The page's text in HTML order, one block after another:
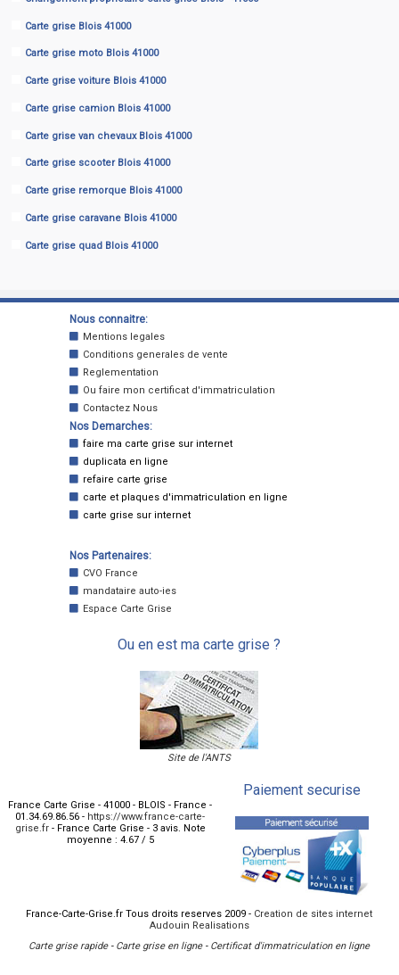
Carte grise Blois 41000
Carte grise moto Blois 41000
Carte grise voiture Blois 41000
Carte grise camion Blois 41000
Carte grise van chevaux Blois 41000
Carte grise scooter Blois 41000
Carte grise remorque Blois 41000
Carte grise caravane Blois 41000
Carte grise quad Blois 41000
Nous connaitre:
Mentions legales
Conditions generales de vente
Reglementation
Ou faire mon certificat d'immatriculation
Contactez Nous
Nos Demarches:
faire ma carte grise sur internet
duplicata en ligne
refaire carte grise
carte et plaques d'immatriculation en ligne
carte grise sur internet
Nos Partenaires:
CVO France
mandataire auto-ies
Espace Carte Grise
Ou en est ma carte grise ?
Site de l'ANTS
Paiement securise
France Carte Grise -41000 - BLOIS - France -
01.34.69.86.56- https://www.france-carte-
grise.fr - France Carte Grise - 3avis. Note
moyenne : 4.67/ 5
France-Carte-Grise.fr Tous droits reserves 2009 - Creation de sites internet
Audouin Realisations
Carte grise rapide- Carte grise en ligne- Certificat d'immatriculation en ligne